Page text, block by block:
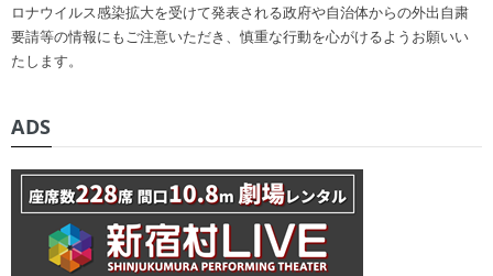
ロナウイルス感染拡大を受けて発表される政府や自治体からの外出自粛
要請等の情報にもご注意いただき、慎重な行動を心がけるようお願いい
たします。
ADS